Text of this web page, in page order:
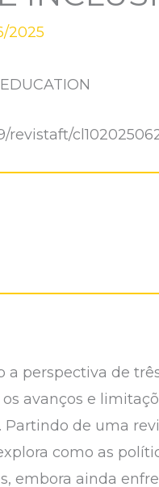
2025
revistaft/
a perspectiva de
avanços e
Partindo de uma
como as
embora ainda